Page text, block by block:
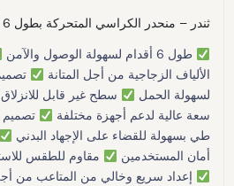
ثندر – منحدر الكراسي المتحركة بطول 6 أقدام
طول 6 أقدام لسهولة الوصول والآمن
الألياف الزجاجية من أجل المتانة
لسهولة الحمل
سطح غير قابل للانزلاق
سعة عالية لدعم أجهزة مختلفة
تصميم
طي بسهولة للقضاء على الإجهاد البدني
أمان المستخدمين
مقاوم للطقس
إعداد سريع وخالي من المتاعب من